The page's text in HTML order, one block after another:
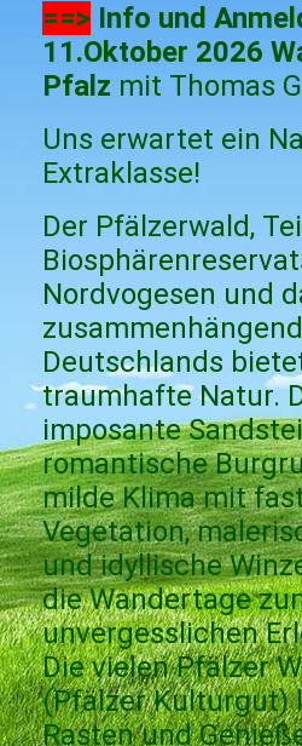
==> Info und
11.Oktober 2026
Pfalz mit Thomas
Uns erwartet ein
Extraklasse!
Der Pfälzerwald,
Nordvogesen und
Deutschlands
traumhafte Natur.
imposante
romantische
milde Klima mit
Vegetation,
und idyllische
die Wandertage
unvergesslichen
Die vielen Pfälzer
(Pfälzer Kulturgut)
Rasten und